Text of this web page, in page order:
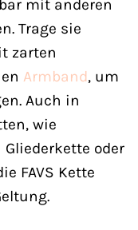
mit anderen
Trage sie
zarten
Armband, um
Auch in
wie
oder
FAVS Kette